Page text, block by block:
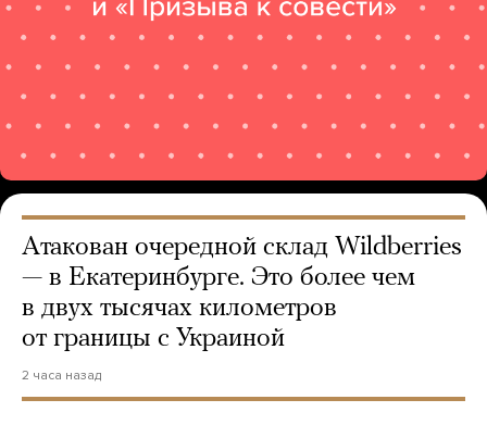
Атакован очередной склад Wildberries
— в Екатеринбурге. Это более чем
в двух тысячах километров
от границы с Украиной
2 часа назад